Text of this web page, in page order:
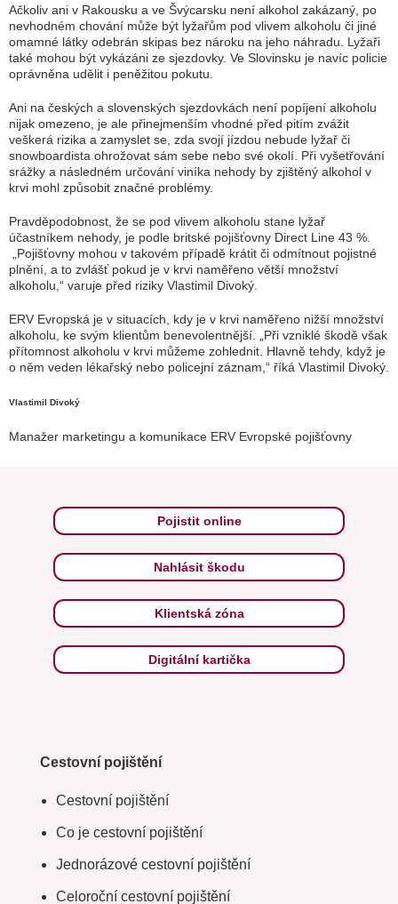
Ačkoliv ani v Rakousku a ve Švýcarsku není alkohol zakázaný, po
nevhodném chování může být lyžařům pod vlivem alkoholu či jiné
omamné látky odebrán skipas bez nároku na jeho náhradu. Lyžaři
také mohou být vykázáni ze sjezdovky. Ve Slovinsku je navíc policie
oprávněna udělit i peněžitou pokutu.
Ani na českých a slovenských sjezdovkách není popíjení alkoholu
nijak omezeno, je ale přinejmenším vhodné před pitím zvážit
veškerá rizika a zamyslet se, zda svojí jízdou nebude lyžař či
snowboardista ohrožovat sám sebe nebo své okolí. Při vyšetřování
srážky a následném určování viníka nehody by zjištěný alkohol v
krvi mohl způsobit značné problémy.
Pravděpodobnost, že se pod vlivem alkoholu stane lyžař
účastníkem nehody, je podle britské pojišťovny Direct Line 43 %.
„Pojišťovny mohou v takovém případě krátit či odmítnout pojistné
plnění, a to zvlášť pokud je v krvi naměřeno větší množství
alkoholu,“ varuje před riziky Vlastimil Divoký.
ERV Evropská je v situacích, kdy je v krvi naměřeno nižší množství
alkoholu, ke svým klientům benevolentnější. „Při vzniklé škodě však
přítomnost alkoholu v krvi můžeme zohlednit. Hlavně tehdy, když je
o něm veden lékařský nebo policejní záznam,“ říká Vlastimil Divoký.
Vlastimil Divoký
Manažer marketingu a komunikace ERV Evropské pojišťovny
Pojistit online
Nahlásit škodu
Klientská zóna
Digitální kartička
Cestovní pojištění
Cestovní pojištění
Co je cestovní pojištění
Jednorázové cestovní pojištění
Celoroční cestovní pojištění